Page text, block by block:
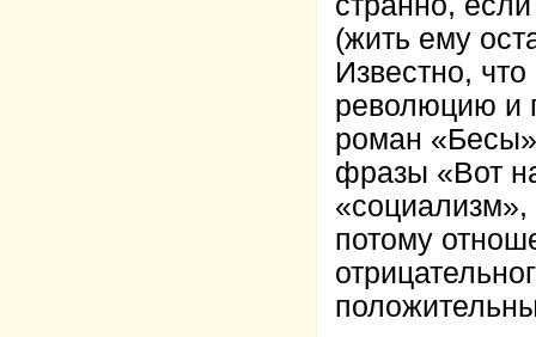
(жить ему
Известно,
революцию и
роман
фразы «Вот
«социализм»,
потому